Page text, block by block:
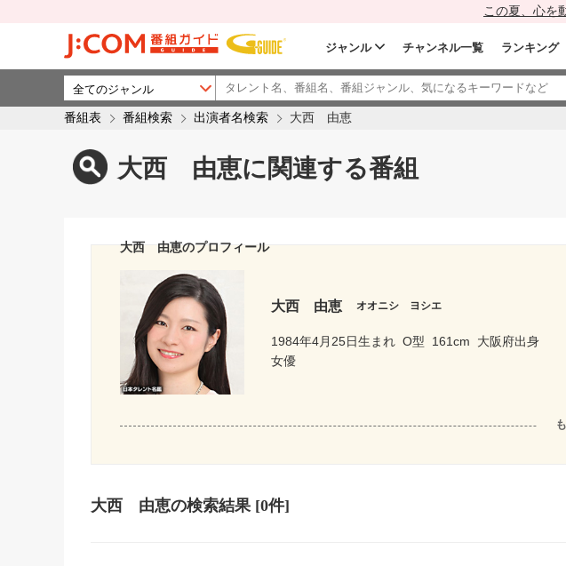
この夏、心を
ジャンル チャンネル一覧 ランキング
番組表 番組検索 出演者名検索 大西 由恵
大西 由恵に関連する番組
大西 由恵のプロフィール
大西 由恵 オオニシ ヨシエ
1984年4月25日生まれ O型 161cm
大阪府出身
女優
大西 由恵の検索結果 [0件]